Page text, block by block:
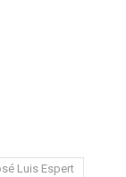
Luis Espert